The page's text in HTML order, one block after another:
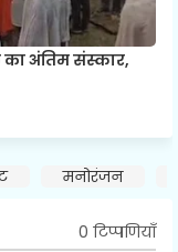
अंतिम संस्कार,
मनोरंजन
0 टिप्पणियाँ